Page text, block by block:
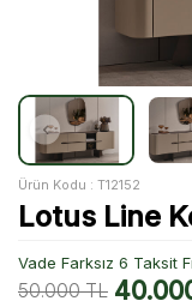
Ürün Kodu : T12152
Lotus Line
Vade Farksız 6 Taksit
50.000TL